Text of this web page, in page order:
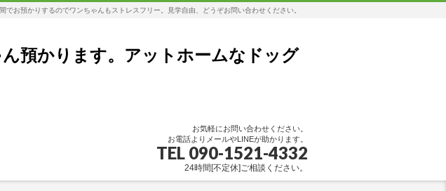
お預かりするのでワンちゃんもストレスフリー。見学自由、どうぞお問い合わせください。
預かります。アットホームなドッグ
お気軽にお問い合わせください。
お電話よりメールやLINEが助かります。
TEL 090-1521-4332
24時間[不定休]ご相談ください。